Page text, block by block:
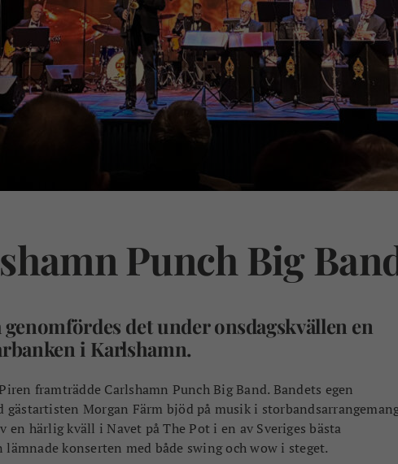
Punch Big
det under onsdagskvällen en
i Karlshamn.
framträdde Carlshamn Punch Big Band. Bandets egen
Morgan Färm bjöd på musik i
härlig kväll i Navet på The Pot i en av Sveriges bästa
konserten med både swing och wow i steget.